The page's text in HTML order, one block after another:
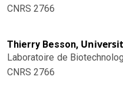
CNRS 2766
Thierry Besson,
Laboratoire de
CNRS 2766